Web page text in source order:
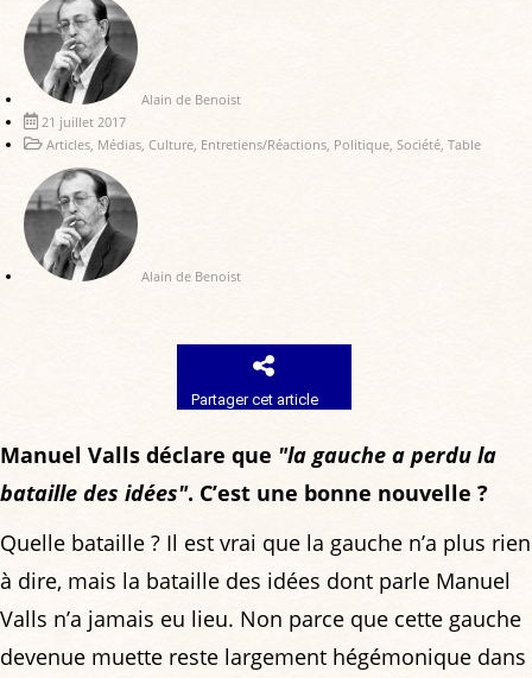
Alain de Benoist
21 juillet 2017
Articles Médias Culture Entretiens/Réactions Politique Société Table
Alain de Benoist
Partager cet article
Manuel Valls déclare que "la gauche a perdu la
bataille des idées". C’est une bonne nouvelle ?
Quelle bataille ? Il est vrai que la gauche n’a plus rien
à dire, mais la bataille des idées dont parle Manuel
Valls n’a jamais eu lieu. Non parce que cette gauche
devenue muette reste largement hégémonique dans